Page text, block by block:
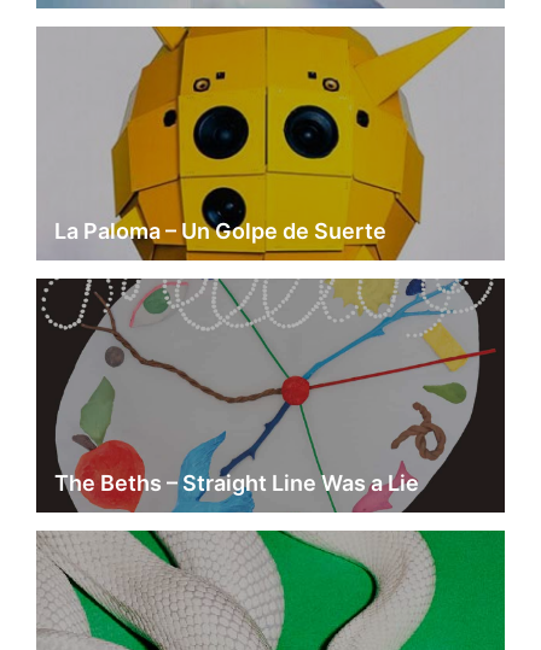
La Paloma – Un Golpe de Suerte
The Beths – Straight Line Was a Lie